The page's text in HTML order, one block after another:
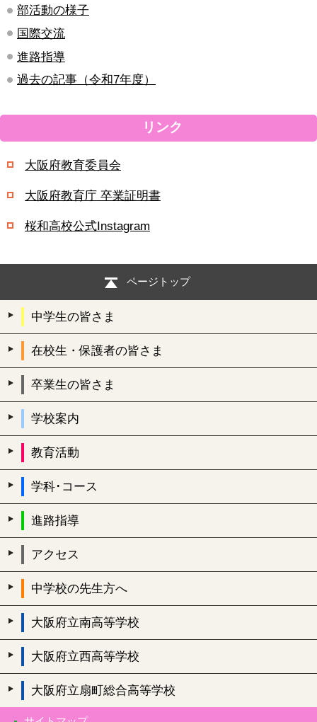
部活動の様子
国際交流
進路指導
過去の記事（令和7年度）
リンク
大阪府教育委員会
大阪府教育庁 卒業証明書
桜和高校公式Instagram
ページトップ
中学生の皆さま
在校生・保護者の皆さま
卒業生の皆さま
学校案内
教育活動
学科･コース
進路指導
アクセス
中学校の先生方へ
大阪府立南高等学校
大阪府立西高等学校
大阪府立扇町総合高等学校